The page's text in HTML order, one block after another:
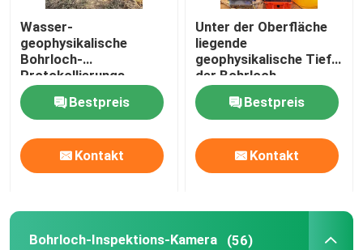
Wasser-
geophysikalische
Bohrloch-
Protokollierungs-
Ausrüstungs-
elektronisches SP und
Gamma
Bestpreis
Kontakt
Unter der Oberfläche
liegende
geophysikalische Tiefe
der Bohrloch-
Protokollierungs-
Werkzeug-bis 1000m
Bestpreis
Kontakt
Bohrloch-Inspektions-Kamera (56)